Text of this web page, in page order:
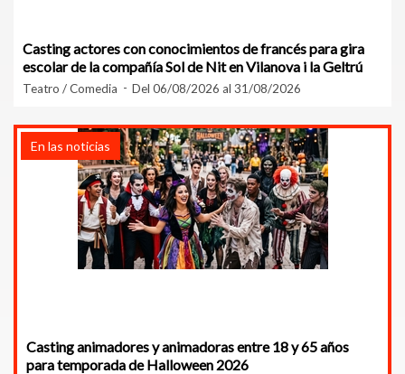
Casting actores con conocimientos de francés para gira
escolar de la compañía Sol de Nit en Vilanova i la Geltrú
Teatro / Comedia Del 06/08/2026 al 31/08/2026
En las noticias
Casting animadores y animadoras entre 18 y 65 años
para temporada de Halloween 2026